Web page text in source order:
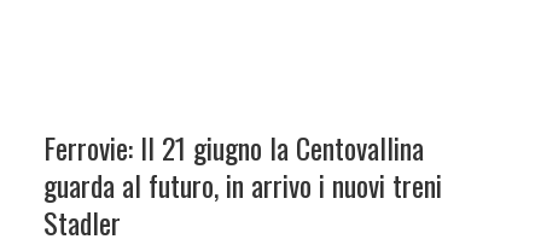
Ferrovie: Il 21 giugno la Centovallina
guarda al futuro, in arrivo i nuovi treni
Stadler